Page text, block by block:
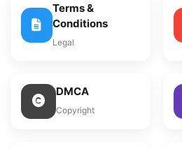
Terms &
Conditions
Legal
DMCA
Copyright